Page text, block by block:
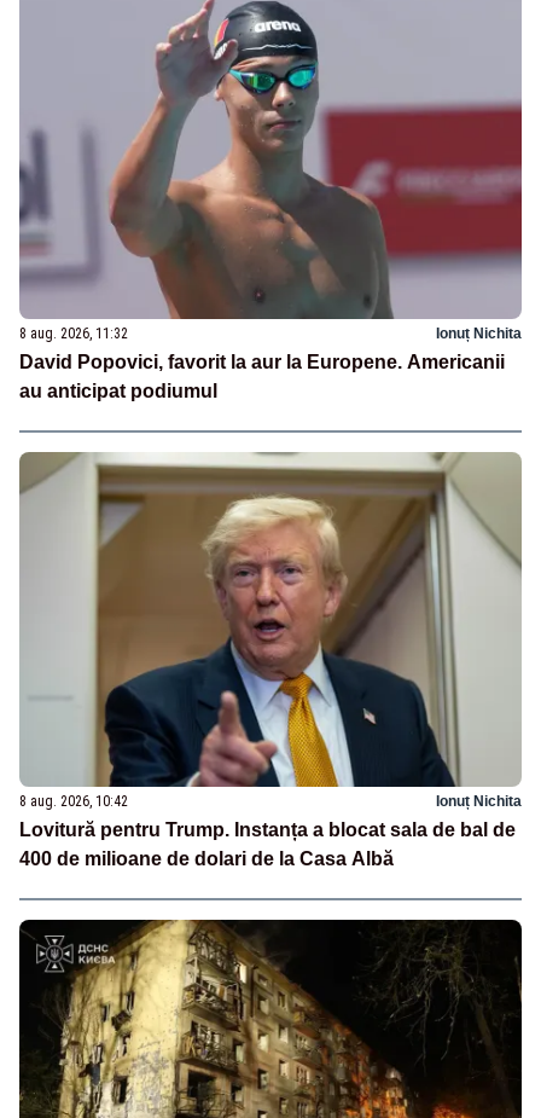
8 aug. 2026, 11:32 Ionuț Nichita
David Popovici, favorit la aur la Europene. Americanii
au anticipat podiumul
8 aug. 2026, 10:42 Ionuț Nichita
Lovitură pentru Trump. Instanța a blocat sala de bal de
400 de milioane de dolari de la Casa Albă